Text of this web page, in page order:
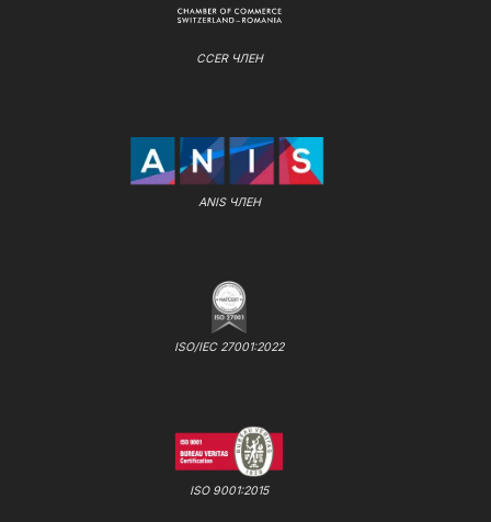
CCER ЧЛЕН
ANIS ЧЛЕН
ISO/IEC 27001:2022
ISO 9001:2015